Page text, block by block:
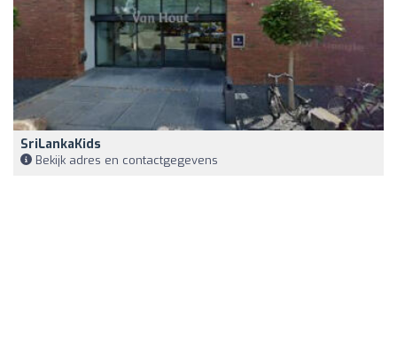
SriLankaKids
Bekijk adres en contactgegevens